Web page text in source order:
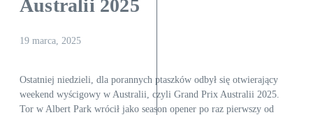
Australii 2025
19 marca, 2025
Ostatniej niedzieli, dla porannych ptaszków odbył się otwierający
weekend wyścigowy w Australii, czyli Grand Prix Australii 2025.
Tor w Albert Park wrócił jako season opener po raz pierwszy od